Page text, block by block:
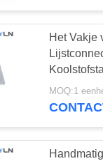
Het Vakje
Verklaard
MOQ:1